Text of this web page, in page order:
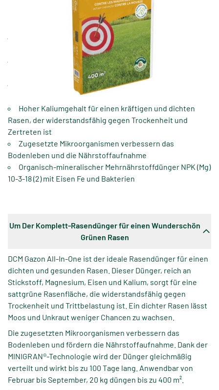
Rasennahrung mit indirekter Wirkung gegen Moos.
Indirekte Wirkung gegen Unkraut durch dichten Rasen
Ein kompletter und stickstoffreicher Rasendünger, der
für einen dichten Rasen sorgt
Angereichert mit Magnesium und Eisen für eine
intensive tiefgrüne Rasenfarbe für 100 Tage
Hoher Kaliumgehalt für einen kräftigen und dichten
Rasen, der widerstandsfähig gegen Trockenheit und
Zertreten ist
Zugesetzte Mikroorganismen verbessern das
Bodenleben und die Nährstoffaufnahme
Organisch-mineralischer Mehrnährstoffdünger NPK (Mg)
10-3-18 (2) mit Eisen Fe und Bakterien
Um Der Komplett-Rasendünger für einen Wunderschön
Grünen Rasen
DCM Gazon All-In-One ist der ideale Rasendünger für einen
dichten und gesunden Rasen. Dieser Dünger, reich an
Stickstoff, Magnesium, Eisen und Kalium, sorgt für eine
sattgrüne Rasenfläche, die widerstandsfähig gegen
Trockenheit und Trittbelastung ist. Ein dichter Rasen lässt
Moos und Unkraut weniger Chancen zu wachsen.
Die zugesetzten Mikroorganismen verbessern das
Bodenleben und fördern die Nährstoffaufnahme. Dank der
MINIGRAN®-Technologie wird der Dünger gleichmäßig
verteilt und wirkt bis zu 100 Tage lang. Anwendbar von
Februar bis September, 20 kg düngen bis zu 400 m².